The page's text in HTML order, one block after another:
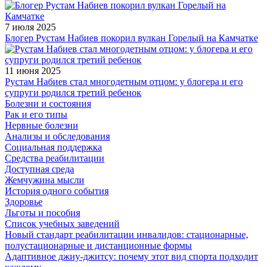
7 июля 2025
Блогер Рустам Набиев покорил вулкан Горелый на Камчатке
11 июня 2025
Рустам Набиев стал многодетным отцом: у блогера и его
супруги родился третий ребенок
Болезни и состояния
Рак и его типы
Нервные болезни
Анализы и обследования
Социальная поддержка
Средства реабилитации
Доступная среда
Жемчужина мысли
История одного события
Здоровье
Льготы и пособия
Список учебных заведений
Новый стандарт реабилитации инвалидов: стационарные,
полустационарные и дистанционные формы
Адаптивное джиу-джитсу: почему этот вид спорта подходит